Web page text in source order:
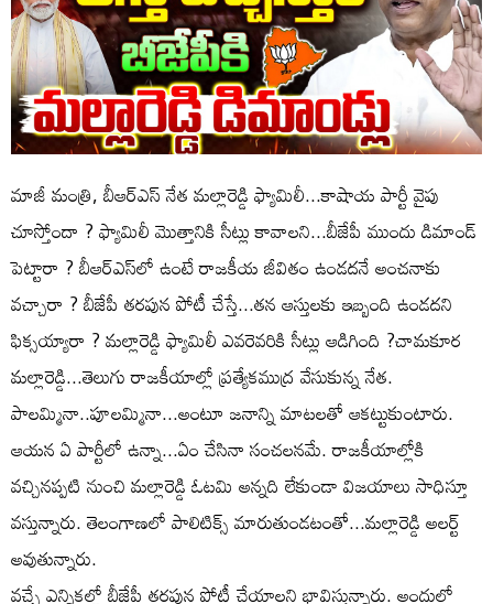
మాజీ మంత్రి, బీఆర్ఎస్‌ నేత మల్లారెడ్డి ఫ్యామిలీ...కాషాయ పార్టీ వైపు
చూస్తోందా ? ఫ్యామిలీ మొత్తానికి సీట్లు కావాలని...బీజేపీ ముందు డిమాండ్‌
పెట్టారా ? బీఆర్ఎస్‌లో ఉంటే రాజకీయ జీవితం ఉండదనే అంచనాకు
వచ్చారా ? బీజేపీ తరపున పోటీ చేస్తే...తన ఆస్తులకు ఇబ్బంది ఉండదని
ఫిక్సయ్యారా ? మల్లారెడ్డి ఫ్యామిలీ ఎవరెవరికి సీట్లు ఆడిగింది ?చామకూర
మల్లారెడ్డి...తెలుగు రాజకీయాల్లో ప్రత్యేకముద్ర వేసుకున్న నేత.
పాలమ్మినా..పూలమ్మినా...అంటూ జనాన్ని మాటలతో ఆకట్టుకుంటారు.
ఆయన ఏ పార్టీలో ఉన్నా...ఏం చేసినా సంచలనమే. రాజకీయాల్లోకి
వచ్చినప్పటి నుంచి మల్లారెడ్డి ఓటమి అన్నది లేకుండా విజయాలు సాధిస్తూ
వస్తున్నారు. తెలంగాణలో పాలిటిక్స్‌ మారుతుండటంతో...మల్లారెడ్డి అలర్ట్‌
అవుతున్నారు.
వచ్చే ఎన్నికల్లో బీజేపీ తరపున పోటీ చేయాలని భావిస్తున్నారు. అందులో